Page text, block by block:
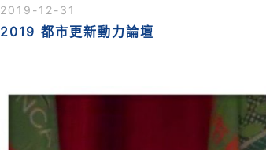
2019-12-31
2019 都市更新動力論壇